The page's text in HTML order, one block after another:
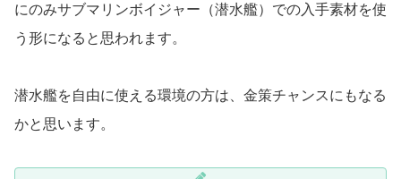
にのみサブマリンボイジャー（潜水艦）での入手素材を使
う形になると思われます。
潜水艦を自由に使える環境の方は、金策チャンスにもなる
かと思います。